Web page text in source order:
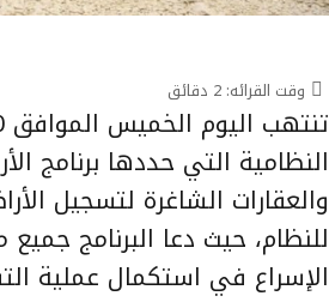
وقت القرائه: 2 دقائق
النظامية التي حددها برنامج
والعقارات الشاغرة لتسجيل
للنظام، حيث دعا البرنامج
الإسراع في استكمال عملية